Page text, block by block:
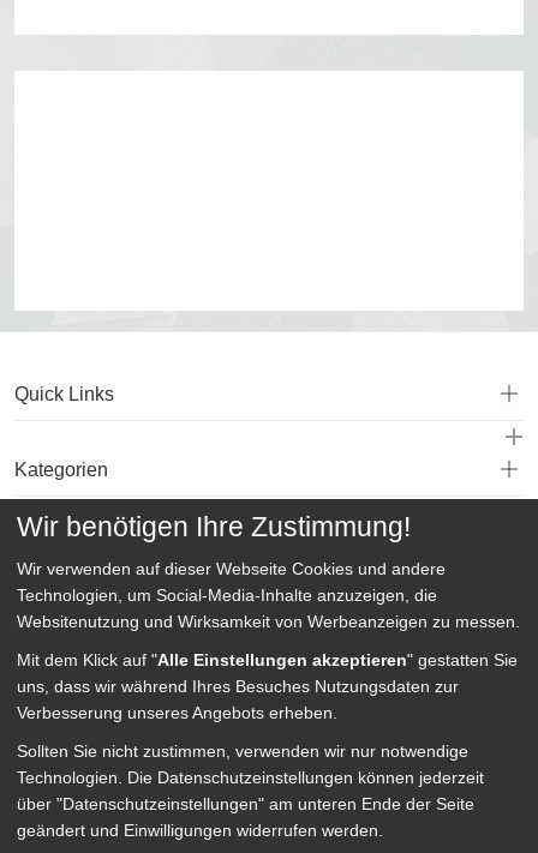
Quick Links
Kategorien
Wir benötigen Ihre Zustimmung!
Wir verwenden auf dieser Webseite Cookies und andere
Technologien, um Social-Media-Inhalte anzuzeigen, die
Websitenutzung und Wirksamkeit von Werbeanzeigen zu messen.
Mit dem Klick auf "Alle Einstellungen akzeptieren" gestatten Sie
uns, dass wir während Ihres Besuches Nutzungsdaten zur
Verbesserung unseres Angebots erheben.
Sollten Sie nicht zustimmen, verwenden wir nur notwendige
Technologien.
Die Datenschutzeinstellungen können jederzeit
über "Datenschutzeinstellungen" am unteren Ende der Seite
geändert und Einwilligungen widerrufen werden.